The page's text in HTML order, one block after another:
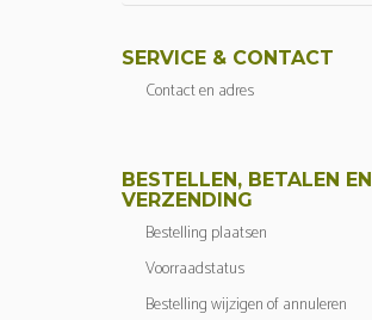
SERVICE & CONTACT
Contact en adres
BESTELLEN, BETALEN EN
VERZENDING
Bestelling plaatsen
Voorraadstatus
Bestelling wijzigen of annuleren